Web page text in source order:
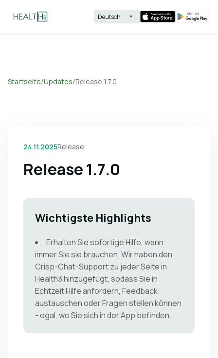
Startseite/Updates/Release 1.7.0
24.11.2025Release
Release 1.7.0
Wichtigste Highlights
Erhalten Sie sofortige Hilfe, wann
immer Sie sie brauchen. Wir haben den
Crisp-Chat-Support zu jeder Seite in
Health3 hinzugefügt, sodass Sie in
Echtzeit Hilfe anfordern, Feedback
austauschen oder Fragen stellen können
- egal, wo Sie sich in der App befinden.